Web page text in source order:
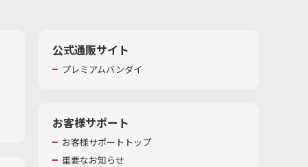
公式通販サイト
プレミアムバンダイ
お客様サポート
お客様サポートトップ
重要なお知らせ